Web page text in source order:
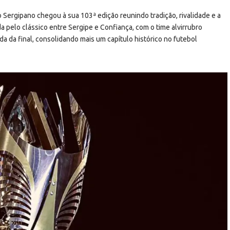
chegou à sua 103ª edição reunindo tradição, rivalidade e a
pelo clássico entre Sergipe e Confiança, com o time alvirrubro
da final, consolidando mais um capítulo histórico no futebol